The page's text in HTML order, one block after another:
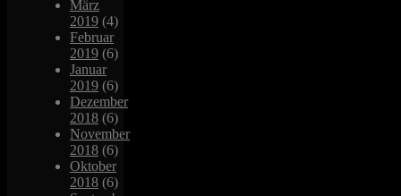
März
2019 (4)
Februar
2019 (6)
Januar
2019 (6)
Dezember
2018 (6)
November
2018 (6)
Oktober
2018 (6)